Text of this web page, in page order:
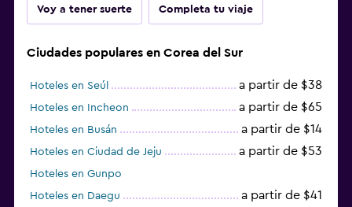
Voy a tener suerte Completa tu viaje
Ciudades populares en Corea del Sur
Hoteles en Seúl a partir de $38
Hoteles en Incheon a partir de $65
Hoteles en Busán a partir de $14
Hoteles en Ciudad de Jeju a partir de $53
Hoteles en Gunpo
Hoteles en Daegu
a partir de $41